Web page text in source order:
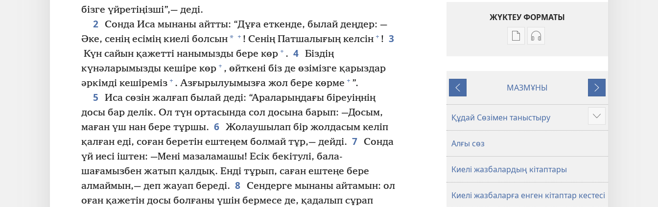
бізге үйретіңізші”,— деді.
2 Сонда Иса мынаны айтты: “Дұға еткенде, былай деңдер: —
Әке, сенің есімің киелі болсын* + ! Сенің Патшалығың келсін + ! 3
Күн сайын қажетті нанымызды бере көр + . 4 Біздің
күнәларымызды кешіре көр + , өйткені біз де өзімізге қарыздар
әркімді кешіреміз + . Азғырылуымызға жол бере көрме + ”.
5
Иса сөзін жалғап былай деді: “Араларыңдағы біреуіңнің
досы бар делік. Ол түн ортасында сол досына барып: —Досым,
маған үш нан бере тұршы. 6 Жолаушылап бір жолдасым келіп
қалған еді, соған беретін ештеңем болмай тұр,— дейді. 7 Сонда
үй иесі іштен: —Мені мазаламашы! Есік бекітулі, бала-
шағамызбен жатып қалдық. Енді тұрып, саған ештеңе бере
алмаймын,— деп жауап береді. 8 Сендерге мынаны айтамын: ол
оған қажетін досы болғаны үшін бермесе де, қадалып сұрап
ЖҮКТЕУ ФОРМАТЫ
Әдебиет
жазбалар.
аудармасы
Аудио
жазбалар.
аудармасы
Алдыңғысы
МАЗМҰНЫ
Келесі
Құдай Сөзімен таныстыру
Көбірек
көру
Алғы сөз
Киелі жазбалардың кітаптары
Киелі жазбаларға енген кітаптар кестесі